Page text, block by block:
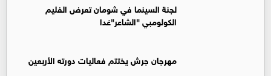
لجنة السينما في شومان تعرض الفليم
الكولومبي "الشاعر"غدا
مهرجان جرش يختتم فعاليات دورته الأربعين